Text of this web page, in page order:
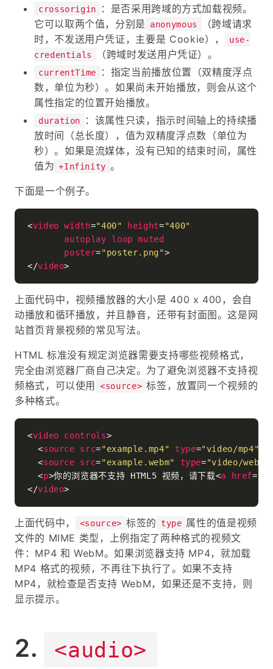
crossorigin
：是否采用跨域的方式加载视频。
它可以取两个值，分别是
anonymous
（跨域请求
时，不发送用户凭证，主要是 Cookie），
use-
credentials
（跨域时发送用户凭证）。
currentTime
：指定当前播放位置（双精度浮点
数，单位为秒）。如果尚未开始播放，则会从这个
属性指定的位置开始播放。
duration
：该属性只读，指示时间轴上的持续播
放时间（总长度），值为双精度浮点数（单位为
秒）。如果是流媒体，没有已知的结束时间，属性
值为 +Infinity 。
下面是一个例子。
<video width="400" height="400"
autoplay
loop muted
poster="poster.png">
</video>
上面代码中，视频播放器的大小是 400 x 400，会自
动播放和循环播放，并且静音，还带有封面图。这是网
站首页背景视频的常见写法。
HTML 标准没有规定浏览器需要支持哪些视频格式，
完全由浏览器厂商自己决定。为了避免浏览器不支持视
频格式，可以使用 <source> 标签，放置同一个视频的
多种格式。
<video controls>
<source src="example.mp4" type="video/mp4"
<source src="example.webm" type="video/webm"
<p>你的浏览器不支持 HTML5 视频，请下载<a href=
</video>
上面代码中， <source> 标签的 type 属性的值是视频
文件的 MIME 类型，上例指定了两种格式的视频文
件：MP4 和 WebM。如果浏览器支持 MP4，就加载
MP4 格式的视频，不再往下执行了。如果不支持
MP4，就检查是否支持 WebM，如果还是不支持，则
显示提示。
<audio>